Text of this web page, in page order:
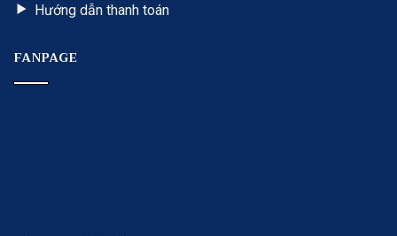
Hướng dẫn thanh toán
FANPAGE